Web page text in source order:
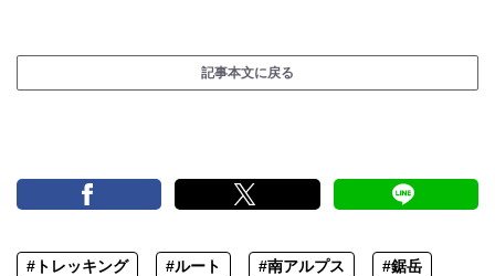
記事本文に戻る
#トレッキング #ルート #南アルプス #鋸岳